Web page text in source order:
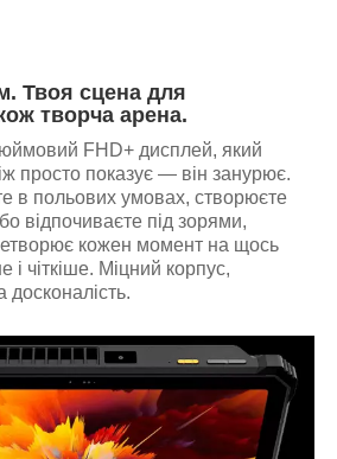
Твоя сцена для
творча арена.
FHD+ дисплей, який
просто показує — він занурює.
в польових умовах, створюєте
відпочиваєте під зорями,
кожен момент на щось
і чіткіше. Міцний корпус,